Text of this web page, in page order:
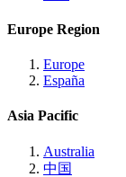
Europe Region
Europe
España
Asia Pacific
Australia
中国